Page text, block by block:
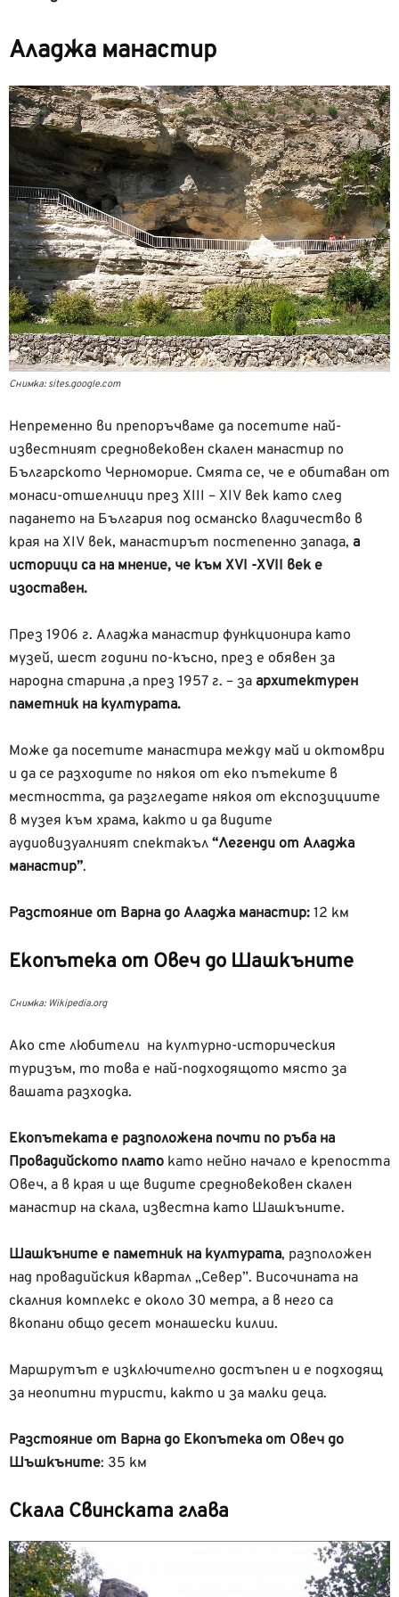
Аладжа манастир
Снимка: sites.google.com
Непременно ви препоръчваме да посетите най-
известният средновековен скален манастир по
Българското Черноморие. Смята се, че е обитаван от
монаси-отшелници през XIII – XIV век като след
падането на България под османско владичество в
края на ХIV век, манастирът постепенно запада, а
историци са на мнение, че към XVI -XVII век е
изоставен.
През 1906 г. Аладжа манастир функционира като
музей, шест години по-късно, през е обявен за
народна старина ,а през 1957 г. – за архитектурен
паметник на културата.
Може да посетите манастира между май и октомври
и да се разходите по някоя от еко пътеките в
местността, да разгледате някоя от експозициите
в музея към храма, както и да видите
аудиовизуалният спектакъл “Легенди от Аладжа
манастир”.
Разстояние от Варна до Аладжа манастир: 12 км
Екопътека от Овеч до Шашкъните
Снимка: Wikipedia.org
Ако сте любители на културно-историческия
туризъм, то това е най-подходящото място за
вашата разходка.
Екопътеката е разположена почти по ръба на
Провадийското плато като нейно начало е крепостта
Овеч, а в края и ще видите средновековен скален
манастир на скала, известна като Шашкъните.
Шашкъните е паметник на културата, разположен
над провадийския квартал „Север”. Височината на
скалния комплекс е около 30 метра, а в него са
вкопани общо десет монашески килии.
Маршрутът е изключително достъпен и е подходящ
за неопитни туристи, както и за малки деца.
Разстояние от Варна до Екопътека от Овеч до
Шъшкъните: 35 км
Скала Свинската глава